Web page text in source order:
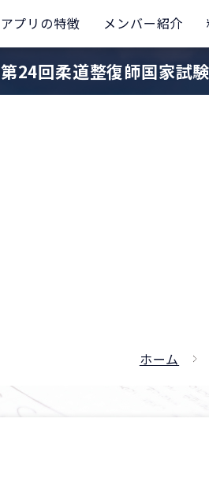
アプリの特徴 メンバー紹介
第24回柔道整復師国家試
ホーム